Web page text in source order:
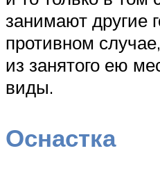
занимают другие
противном
из занятого ею
виды.
Оснастка